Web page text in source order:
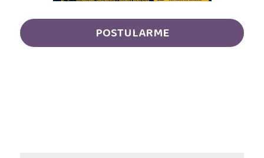
Auxiliar de Limpieza
Auxiliar de Logística de Patio
POSTULARME